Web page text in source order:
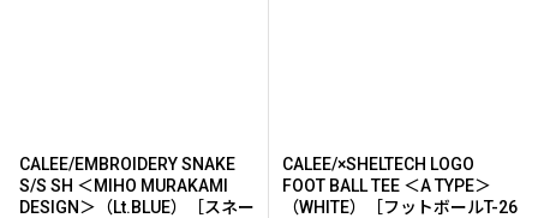
CALEE/EMBROIDERY SNAKE
S/S SH ＜MIHO MURAKAMI
DESIGN＞（Lt.BLUE）［スネー
CALEE/×SHELTECH LOGO
FOOT BALL TEE ＜A TYPE＞
（WHITE）［フットボールT-26